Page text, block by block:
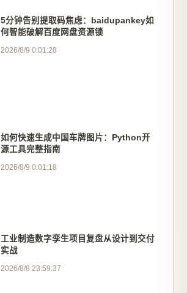
5分钟告别提取码焦虑：baidupankey如
何智能破解百度网盘资源锁
2026/8/9 0:01:28
如何快速生成中国车牌图片：Python开
源工具完整指南
2026/8/9 0:01:18
工业制造数字孪生项目复盘从设计到交付
实战
2026/8/8 23:59:37